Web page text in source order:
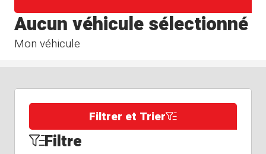
Mon véhicule
Aucun véhicule sélectionné
Filtrer et Trier
Filtre